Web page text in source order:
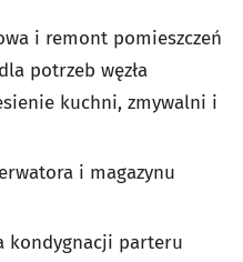
i remont pomieszczeń
potrzeb węzła
kuchni, zmywalni i
i magazynu
kondygnacji parteru